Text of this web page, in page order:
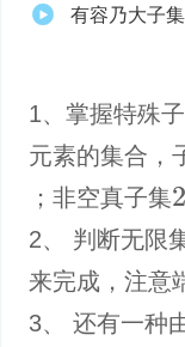
有容乃大子
1、掌握特殊
元素的集合，
；非空真子集2
2、 判断无限
来完成，注意
3、 还有一种